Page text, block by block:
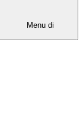
Menu di